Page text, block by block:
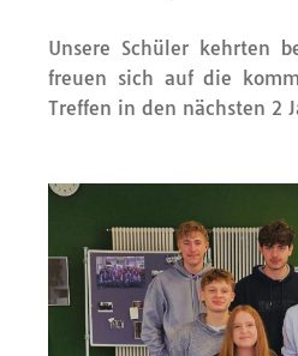
Unsere Schüler kehrten
freuen sich auf die
Treffen in den nächsten 2